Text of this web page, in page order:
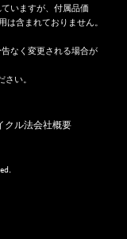
いますが、付属品価
含まれておりません。
なく変更される場合が
い。
クル法会社概要